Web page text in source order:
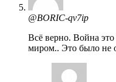
@BORIC-qv7ip
Всё верно. Война
миром.. Это было не